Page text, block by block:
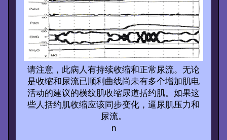
请注意，此病人有持续收缩和正常尿流。无论
是收缩和尿流已顺利曲线尚未有多个增加肌电
活动的建议的横纹肌收缩尿道括约肌。如果这
些人括约肌收缩应该同步变化，逼尿肌压力和
尿流。
n